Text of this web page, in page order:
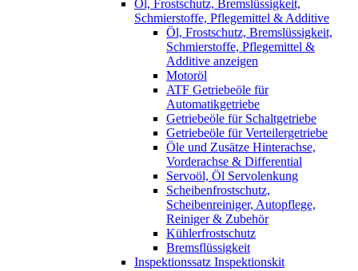
Öl, Frostschutz, Bremslüssigkeit,
Schmierstoffe, Pflegemittel & Additive
Öl, Frostschutz, Bremslüssigkeit,
Schmierstoffe, Pflegemittel &
Additive anzeigen
Motoröl
ATF Getriebeöle für
Automatikgetriebe
Getriebeöle für Schaltgetriebe
Getriebeöle für Verteilergetriebe
Öle und Zusätze Hinterachse,
Vorderachse & Differential
Servoöl, Öl Servolenkung
Scheibenfrostschutz,
Scheibenreiniger, Autopflege,
Reiniger & Zubehör
Kühlerfrostschutz
Bremsflüssigkeit
Inspektionssatz Inspektionskit